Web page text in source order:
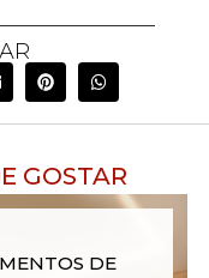
DE
GOSTAR